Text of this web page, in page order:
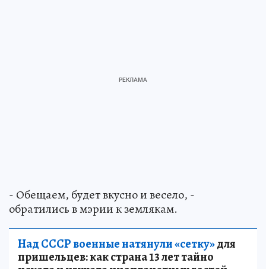
- Обещаем, будет вкусно и весело, -
обратились в мэрии к землякам.
Над СССР военные натянули «сетку»для
пришельцев: как страна 13 лет тайно